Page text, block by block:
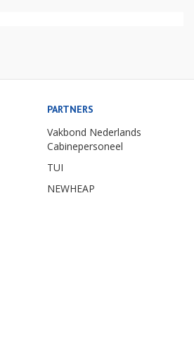
PARTNERS
Vakbond Nederlands
Cabinepersoneel
TUI
NEWHEAP